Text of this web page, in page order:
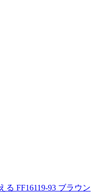
FF16119-93 ブラウン